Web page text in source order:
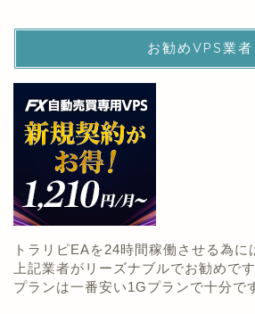
お勧めVPS業者
トラリピEAを24時間稼働させる為に
上記業者がリーズナブルでお勧めです
プランは一番安い1Gプランで十分で